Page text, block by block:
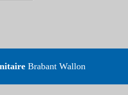
Brabant Wallon